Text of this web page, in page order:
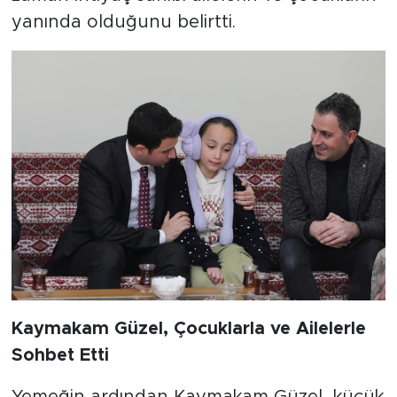
yanında olduğunu belirtti.
Kaymakam Güzel, Çocuklarla ve Ailelerle
Sohbet Etti